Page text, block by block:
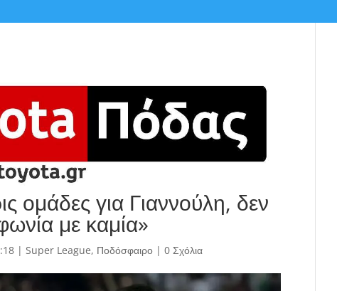
ομάδες για Γιαννούλη, δεν
με καμία»
| Super League, Ποδόσφαιρο| 0 Σχόλια